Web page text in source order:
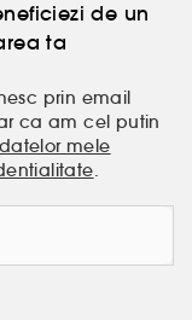
de un
ta
prin email
ca am cel putin
datelor mele
.